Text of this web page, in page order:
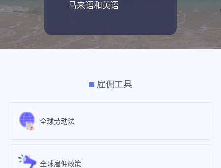
马来语和英语
雇佣工具
全球劳动法
全球雇佣政策